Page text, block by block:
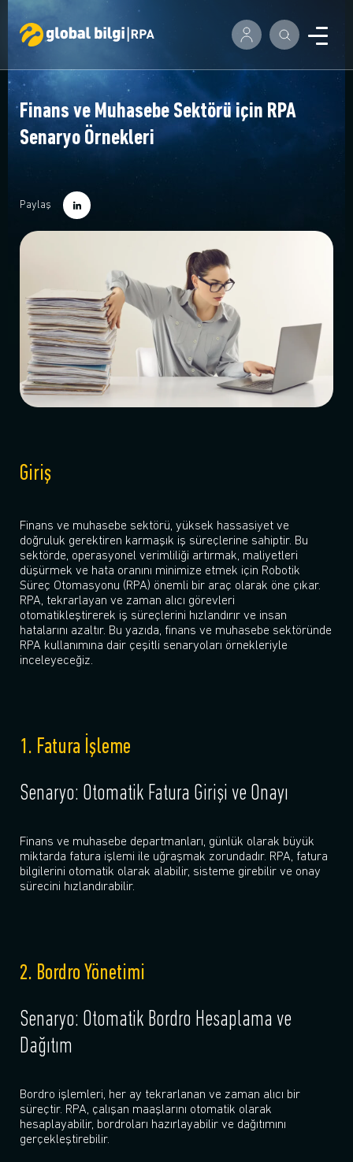
Finans ve Muhasebe Sektörü için RPA
Senaryo Örnekleri
Paylaş
Giriş
Finans ve muhasebe sektörü, yüksek hassasiyet ve
doğruluk gerektiren karmaşık iş süreçlerine sahiptir. Bu
sektörde, operasyonel verimliliği artırmak, maliyetleri
düşürmek ve hata oranını minimize etmek için Robotik
Süreç Otomasyonu (RPA) önemli bir araç olarak öne çıkar.
RPA, tekrarlayan ve zaman alıcı görevleri
otomatikleştirerek iş süreçlerini hızlandırır ve insan
hatalarını azaltır. Bu yazıda, finans ve muhasebe sektöründe
RPA kullanımına dair çeşitli senaryoları örnekleriyle
inceleyeceğiz.
1. Fatura İşleme
Senaryo: Otomatik Fatura Girişi ve Onayı
Finans ve muhasebe departmanları, günlük olarak büyük
miktarda fatura işlemi ile uğraşmak zorundadır. RPA, fatura
bilgilerini otomatik olarak alabilir, sisteme girebilir ve onay
sürecini hızlandırabilir.
2. Bordro Yönetimi
Senaryo: Otomatik Bordro Hesaplama ve
Dağıtım
Bordro işlemleri, her ay tekrarlanan ve zaman alıcı bir
süreçtir. RPA, çalışan maaşlarını otomatik olarak
hesaplayabilir, bordroları hazırlayabilir ve dağıtımını
gerçekleştirebilir.